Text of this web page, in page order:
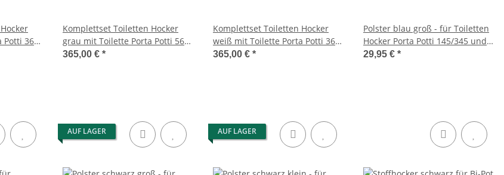
365,
Komplettset Toiletten Hocker
grau mit Toilette Porta Potti 565P
- inkl. 2 Liter Thetford Aqua Kem
365,00 € *
Komplettset Toiletten Hocker
weiß mit Toilette Porta Potti 365,
Polster schwarz Stauraum
365,00 € *
Polster blau groß - für Toiletten
Hocker Porta Potti 145/345 und
365/365
29,95 € *
AUF LAGER AUF LAGER